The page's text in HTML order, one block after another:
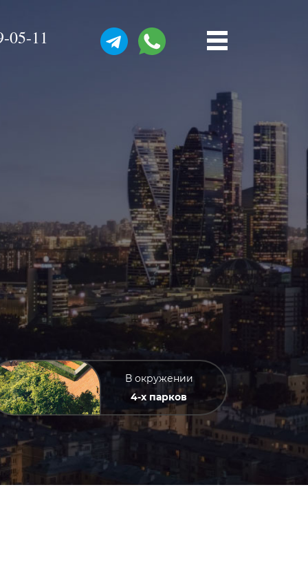
05-11
В окружении
4-х парков